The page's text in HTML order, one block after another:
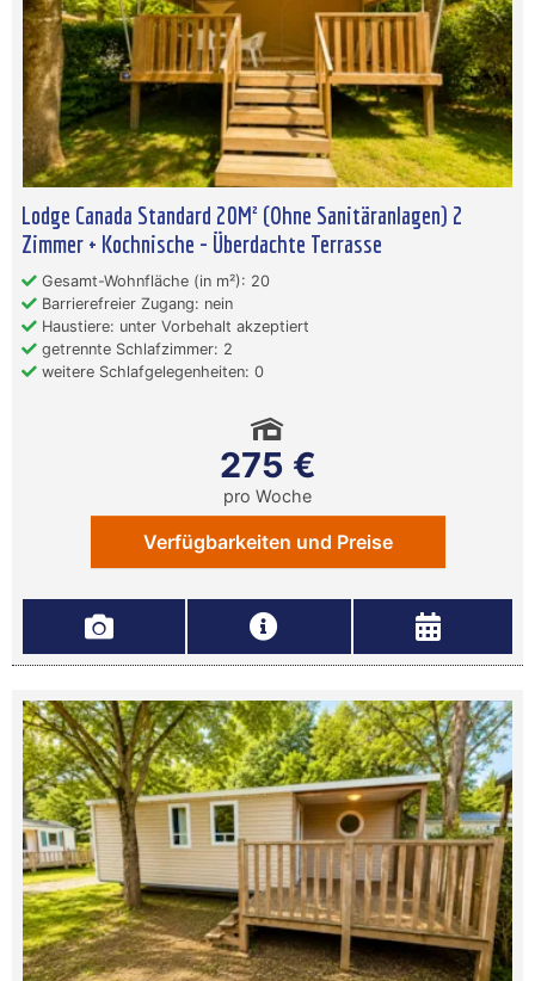
Lodge Canada Standard 20M² (Ohne Sanitäranlagen) 2
Zimmer + Kochnische - Überdachte Terrasse
Gesamt-Wohnfläche (in m²): 20
Barrierefreier Zugang: nein
Haustiere: unter Vorbehalt akzeptiert
getrennte Schlafzimmer: 2
weitere Schlafgelegenheiten: 0
275 €
pro Woche
Verfügbarkeiten und Preise